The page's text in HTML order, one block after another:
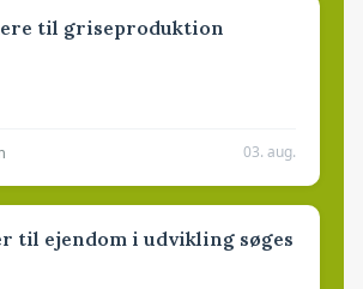
til griseproduktion
03. aug.
til ejendom i udvikling søges